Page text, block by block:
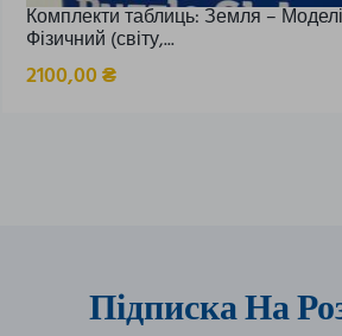
Комплекти таблиць: Земля –
Фізичний (світу,...
2100,00₴
Підписка На